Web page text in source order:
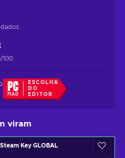
100
ESCOLHA
DO
EDITOR
viram
Key GLOBAL